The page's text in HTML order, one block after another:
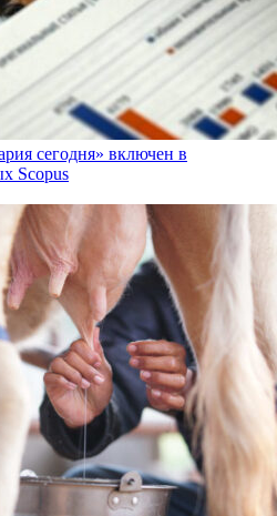
сегодня» включен в
Scopus